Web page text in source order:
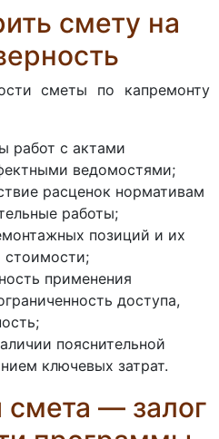
смету на
сметы по капремонту
работ с актами
ведомостями;
расценок нормативам
работы;
позиций и их
применения
доступа,
пояснительной
ключевых затрат.
смета — залог